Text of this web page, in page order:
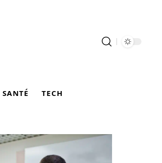
SANTÉ TECH